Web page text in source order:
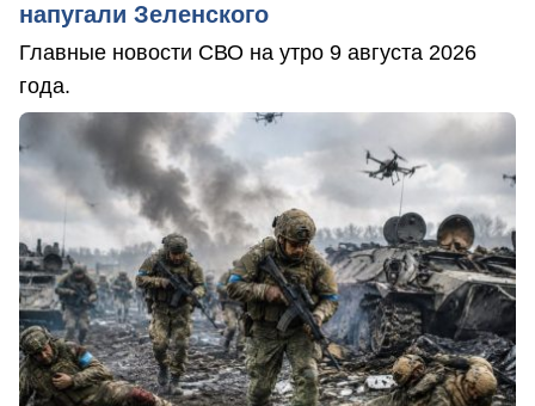
напугали Зеленского
Главные новости СВО на утро 9 августа 2026
года.